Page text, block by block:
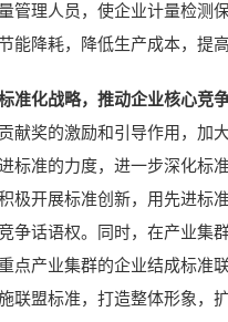
管理人员，使企业计量检测
能降耗，降低生产成本，提
准化战略，推动企业核心竞
献奖的激励和引导作用，加
标准的力度，进一步深化标
极开展标准创新，用先进标
争话语权。同时，在产业集
点产业集群的企业结成标准
联盟标准，打造整体形象，